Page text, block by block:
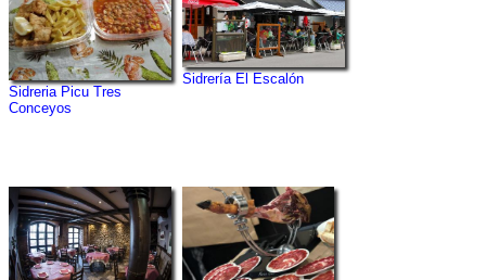
Sidreria Picu Tres
Conceyos
Sidrería El Escalón